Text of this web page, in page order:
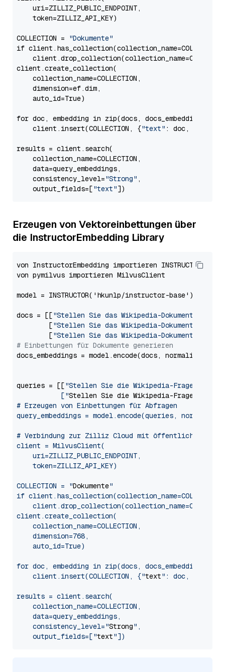
    uri=ZILLIZ_PUBLIC_ENDPOINT,
    token=ZILLIZ_API_KEY)
COLLECTION =
"Dokumente"
if
client.create_collection(
    collection_name=COLLECTION,
    dimension=ef.dim,
    auto_id=True)
for doc, embedding in zip(docs, docs_embeddings):
    client.insert(COLLECTION, {
"text" : doc,
results = client.search(
    collection_name=COLLECTION,
    data=query_embeddings,
    consistency_level=
"Strong" ,
    output_fields=[
"text"
Erzeugen von Vektoreinbettungen über
die InstructorEmbedding Library
von InstructorEmbedding importieren INSTRUCTOR
von pymilvus importieren MilvusClient
model = INSTRUCTOR('hkunlp/instructor-base')
docs = [["Stellen Sie das Wikipedia-Dokument zum
        [
"Stellen Sie das Wikipedia-Dokument zum
        [
"Stellen Sie das Wikipedia-Dokument zum
# Einbettungen für Dokumente generieren
docs_embeddings = model.encode(docs,
queries = [["Stellen Sie die Wikipedia-Frage für die
           ["
Stellen Sie die Wikipedia-Frage zum
# Erzeugen von Einbettungen für Abfragen
query_embeddings = model.encode(queries,
# Verbindung zur Zilliz Cloud mit öffentlichem
client = MilvusClient(
    uri=ZILLIZ_PUBLIC_ENDPOINT,
    token=ZILLIZ_API_KEY)
COLLECTION = "Dokumente"
if
client.create_collection(
    collection_name=COLLECTION,
    dimension=768,
    auto_id=True)
for doc, embedding in zip(docs, docs_embeddings):
    client.insert(COLLECTION, {"
text": doc, "
results = client.search(
    collection_name=COLLECTION,
    data=query_embeddings,
    consistency_level="
Strong",
    output_fields=["
text